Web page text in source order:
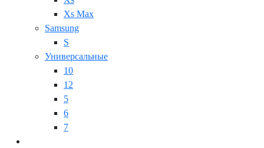
Xs Max
Samsung
S
Универсальные
10
12
5
6
7